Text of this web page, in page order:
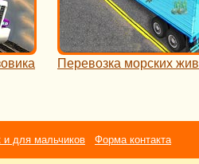
Перевозка морских
и для мальчиков Форма контакта